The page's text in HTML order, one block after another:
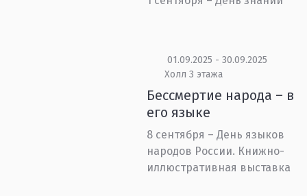
01.09.2025 - 30.09.2025
Холл 3 этажа
Бессмертие народа – в
его языке
8 сентября – День языков
народов России. Книжно-
иллюстративная выставка